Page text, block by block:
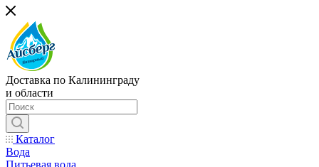
Доставка по Калининграду
и области
Каталог
Вода
Питьевая вода